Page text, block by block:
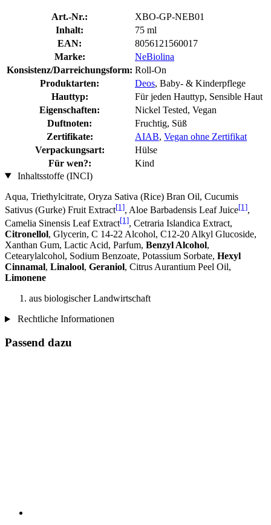
Art.-Nr.:
XBO-GP-NEB01
Inhalt:
75 ml
EAN:
8056121560017
Marke:
NeBiolina
Konsistenz/Darreichungsform: Roll-On
Produktarten:
Deos, Baby- & Kinderpflege
Hauttyp:
Für jeden Hauttyp, Sensible Haut
Eigenschaften:
Nickel Tested, Vegan
Duftnoten:
Fruchtig, Süß
Zertifikate:
AIAB, Vegan ohne Zertifikat
Verpackungsart:
Hülse
Für wen?:
Kind
Inhaltsstoffe (INCI)
Aqua, Triethylcitrate, Oryza Sativa (Rice) Bran Oil, Cucumis
Sativus (Gurke) Fruit Extract[1], Aloe Barbadensis Leaf Juice[1],
Camelia Sinensis Leaf Extract[1], Cetraria Islandica Extract,
Citronellol, Glycerin, C 14-22 Alcohol, C12-20 Alkyl Glucoside,
Xanthan Gum, Lactic Acid, Parfum, Benzyl Alcohol,
Cetearylalcohol, Sodium Benzoate, Potassium Sorbate, Hexyl
Cinnamal, Linalool, Geraniol, Citrus Aurantium Peel Oil,
Limonene
aus biologischer Landwirtschaft
Rechtliche Informationen
Passend dazu